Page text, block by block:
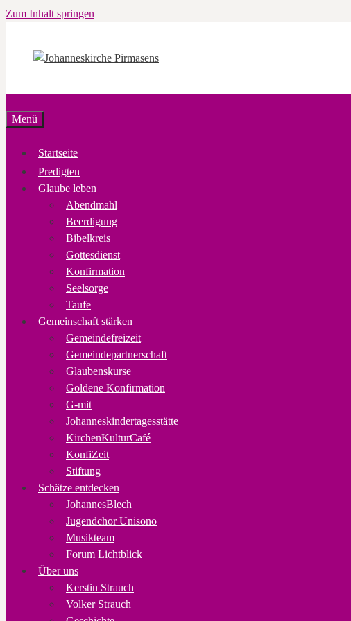
Zum Inhalt springen
Menü
Startseite
Predigten
Glaube leben
Abendmahl
Beerdigung
Bibelkreis
Gottesdienst
Konfirmation
Seelsorge
Taufe
Gemeinschaft stärken
Gemeindefreizeit
Gemeindepartnerschaft
Glaubenskurse
Goldene Konfirmation
G-mit
Johanneskindertagesstätte
KirchenKulturCafé
KonfiZeit
Stiftung
Schätze entdecken
JohannesBlech
Jugendchor Unisono
Musikteam
Forum Lichtblick
Über uns
Kerstin Strauch
Volker Strauch